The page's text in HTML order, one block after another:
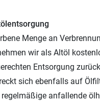
Menge an
wir als Altöl
Entsorgung
sich ebenfalls auf
regelmäßige anfallende